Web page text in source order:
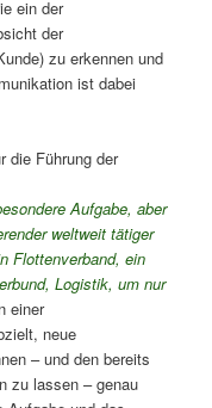
ein der
der
zu erkennen und
ist dabei
die Führung der
Aufgabe, aber
weltweit tätiger
Flottenverband, ein
Logistik, um nur
einer
neue
– und den bereits
zu lassen – genau